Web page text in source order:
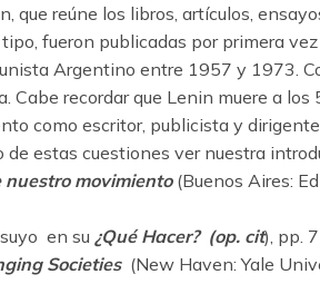
que reúne los libros, artículos,
fueron publicadas por primera
Argentino entre 1957 y 1973.
Cabe recordar que Lenin muere a los
como escritor, publicista y
estas cuestiones ver nuestra
nuestro movimiento(Buenos Aires:
en su ¿Qué Hacer? (op. cit), pp.
Societies(New Haven: Yale